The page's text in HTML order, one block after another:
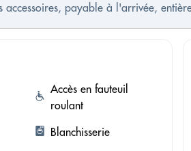
payable à l'arrivée,
Accès en fauteuil
roulant
Blanchisserie